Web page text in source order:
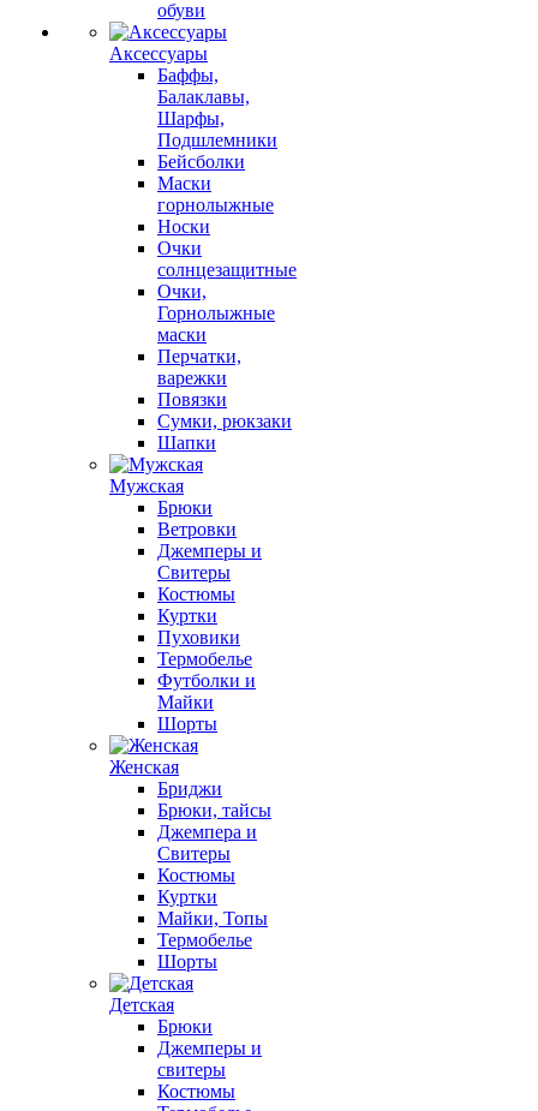
обуви
Аксессуары
Баффы,
Балаклавы,
Шарфы,
Подшлемники
Бейсболки
Маски
горнолыжные
Носки
Очки
солнцезащитные
Очки,
Горнолыжные
маски
Перчатки,
варежки
Повязки
Сумки, рюкзаки
Шапки
Мужская
Брюки
Ветровки
Джемперы и
Свитеры
Костюмы
Куртки
Пуховики
Термобелье
Футболки и
Майки
Шорты
Женская
Бриджи
Брюки, тайсы
Джемпера и
Свитеры
Костюмы
Куртки
Майки, Топы
Термобелье
Шорты
Детская
Брюки
Джемперы и
свитеры
Костюмы